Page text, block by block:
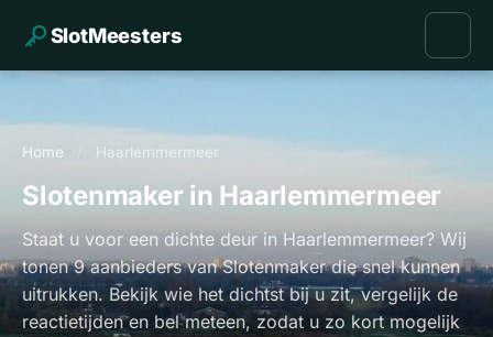
SlotMeesters
Home Haarlemmermeer
Slotenmaker in Haarlemmermeer
Staat u voor een dichte deur in Haarlemmermeer? Wij
tonen 9 aanbieders van Slotenmaker die snel kunnen
uitrukken. Bekijk wie het dichtst bij u zit, vergelijk de
reactietijden en bel meteen, zodat u zo kort mogelijk